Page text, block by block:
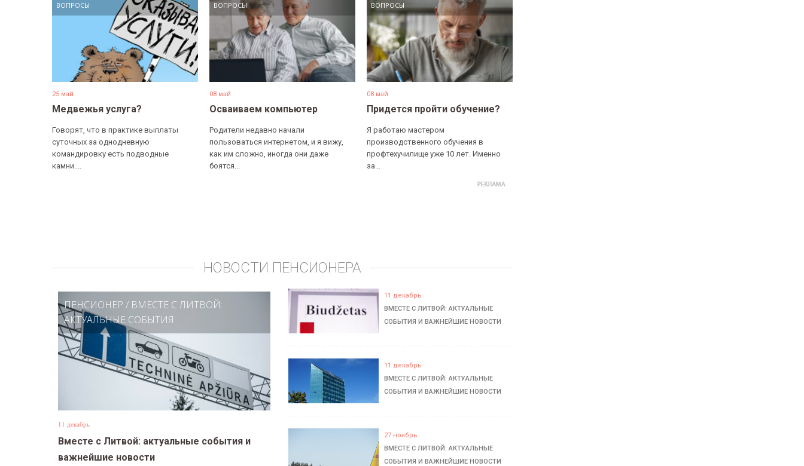
ВОПРОСЫ
25 май
Медвежья услуга?
Говорят, что в практике выплаты
суточных за однодневную
командировку есть подводные
камни....
ВОПРОСЫ
08 май
Осваиваем компьютер
Родители недавно начали
пользоваться интернетом, и я вижу,
как им сложно, иногда они даже
боятся...
ВОПРОСЫ
08 май
Придется пройти обучение?
Я работаю мастером
производственного обучения в
профтехучилище уже 10 лет. Именно
за...
НОВОСТИ ПЕНСИОНЕРА
ПЕНСИОНЕР / ВМЕСТЕ С ЛИТВОЙ:
АКТУАЛЬНЫЕ СОБЫТИЯ
11 декабрь
Вместе с Литвой: актуальные события и
важнейшие новости
11 декабрь
ВМЕСТЕ С ЛИТВОЙ: АКТУАЛЬНЫЕ
СОБЫТИЯ И ВАЖНЕЙШИЕ НОВОСТИ
11 декабрь
ВМЕСТЕ С ЛИТВОЙ: АКТУАЛЬНЫЕ
СОБЫТИЯ И ВАЖНЕЙШИЕ НОВОСТИ
27 ноябрь
ВМЕСТЕ С ЛИТВОЙ: АКТУАЛЬНЫЕ
СОБЫТИЯ И ВАЖНЕЙШИЕ НОВОСТИ